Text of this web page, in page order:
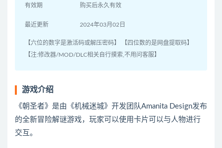
有效期 购买后永久有效
最近更新 2024年03月02日
【六位的数字是激活码或解压密码】 【四位数的是网盘提取码】
【注:修改器/MOD/DLC相关自行摸索,不用问客服】
游戏介绍
《朝圣者》是由《机械迷城》开发团队Amanita Design发布
的全新冒险解谜游戏，玩家可以使用卡片可以与人物进行
交互。